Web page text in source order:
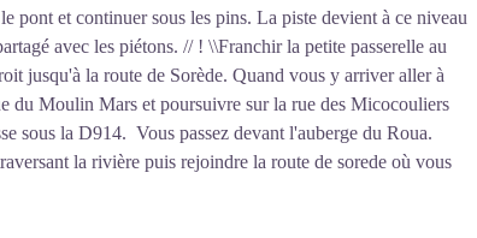
pont et continuer sous les pins. La piste devient à ce niveau
avec les piétons. // ! \\Franchir la petite passerelle au
jusqu'à la route de Sorède. Quand vous y arriver aller à
du Moulin Mars et poursuivre sur la rue des Micocouliers
sous la D914. Vous passez devant l'auberge du Roua.
la rivière puis rejoindre la route de sorede où vous